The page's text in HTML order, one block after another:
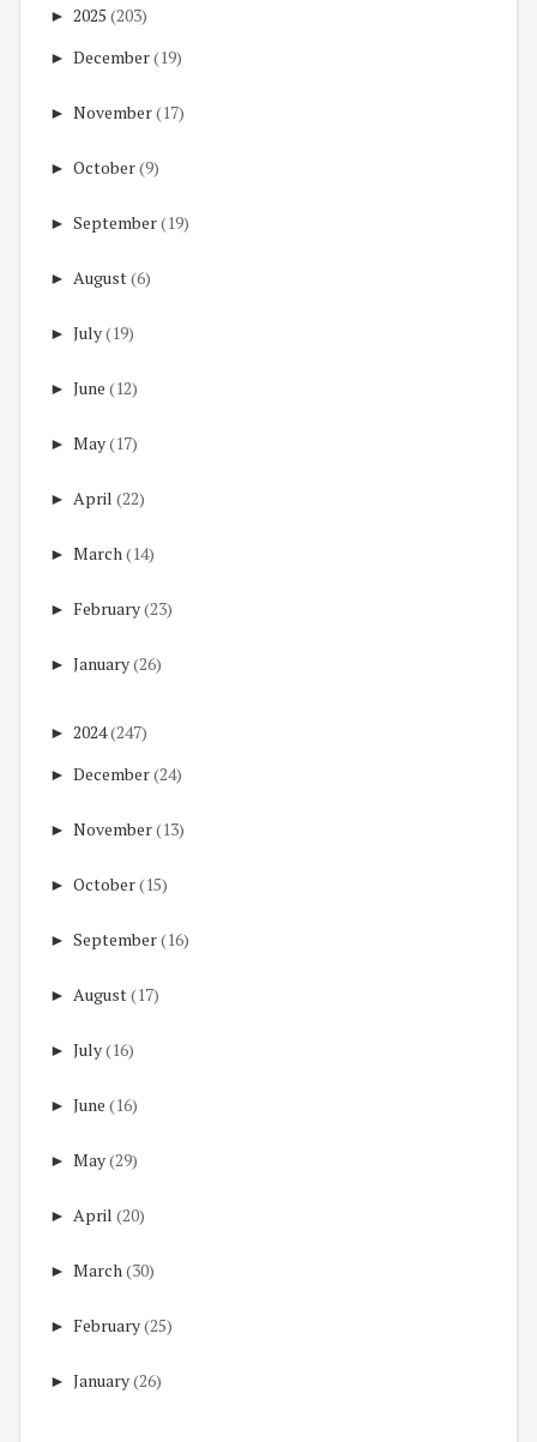
► 2025 (203)
► December(19)
► November(17)
► October(9)
► September(19)
► August(6)
► July(19)
► June (12)
► May(17)
► April (22)
► March(14)
► February(23)
► January(26)
► 2024(247)
► December(24)
► November(13)
► October(15)
► September(16)
► August(17)
► July(16)
► June (16)
► May(29)
► April (20)
► March(30)
► February(25)
► January(26)